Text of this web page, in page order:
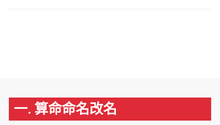
一. 算命命名改名